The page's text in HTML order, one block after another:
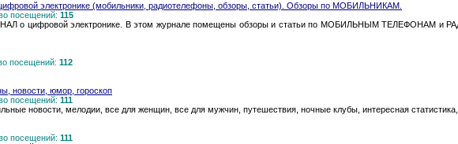
электронике (мобильники, радиотелефоны, обзоры, статьи). Обзоры по МОБИЛЬНИКАМ.
посещений: 115
о цифровой электронике. В этом журнале помещены обзоры и статьи по МОБИЛЬНЫМ ТЕЛЕФОНАМ и
посещений: 112
новости, юмор, гороскоп
посещений: 111
новости, мелодии, все для женщин, все для мужчин, путешествия, ночные клубы, интересная
посещений: 111